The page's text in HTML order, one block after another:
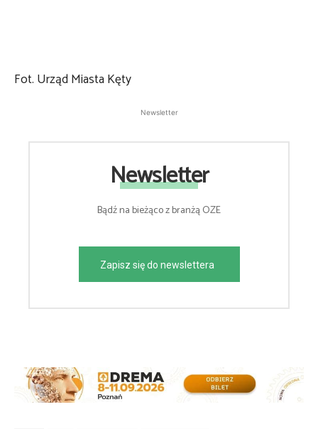
Fot. Urząd Miasta Kęty
Newsletter
Newsletter
Bądź na bieżąco z branżą OZE
Zapisz się do newslettera